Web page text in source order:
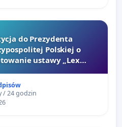
do Prezydenta
Polskiej o
ustawy „Lex
/ 24 godzin